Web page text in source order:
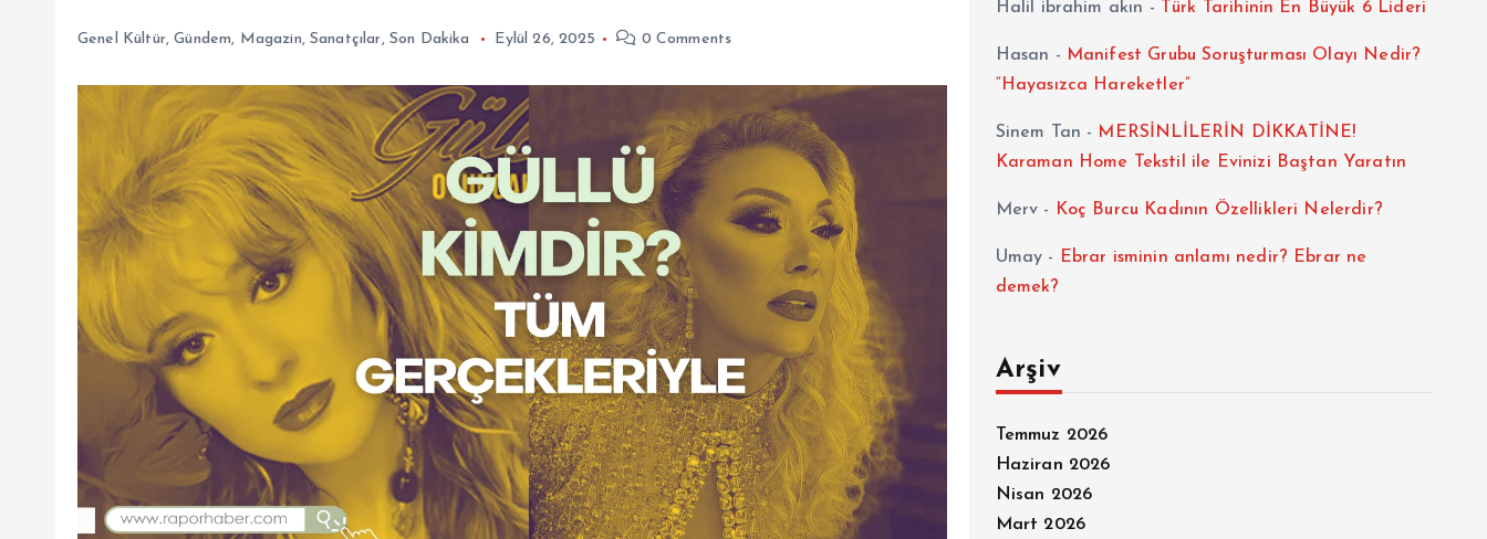
Genel Kültür,Gündem, Magazin, Sanatçılar, Son Dakika Eylül 26, 2025 0 Comments
Halil ibrahim akın - Türk Tarihinin En Büyük 6 Lideri
Hasan - Manifest Grubu Soruşturması Olayı Nedir?
“Hayasızca Hareketler”
Sinem Tan - MERSİNLİLERİN DİKKATİNE!
Karaman Home Tekstil ile Evinizi Baştan Yaratın
Merv - Koç Burcu Kadının Özellikleri Nelerdir?
Umay -
Ebrar isminin anlamı nedir? Ebrar ne
demek?
Arşiv
Temmuz 2026
Haziran 2026
Nisan 2026
Mart 2026